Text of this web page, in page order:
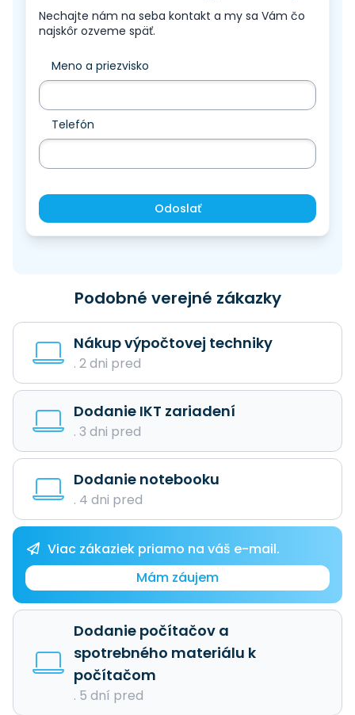
Nechajte nám na seba kontakt a my sa Vám čo
najskôr ozveme späť.
Meno a priezvisko
Telefón
Odoslať
Podobné verejné zákazky
Nákup výpočtovej techniky
. 2 dni pred
Dodanie IKT zariadení
. 3 dni pred
Dodanie notebooku
. 4 dni pred
Viac zákaziek priamo na váš e-mail.
Mám záujem
Dodanie počítačov a
spotrebného materiálu k
počítačom
. 5 dní pred